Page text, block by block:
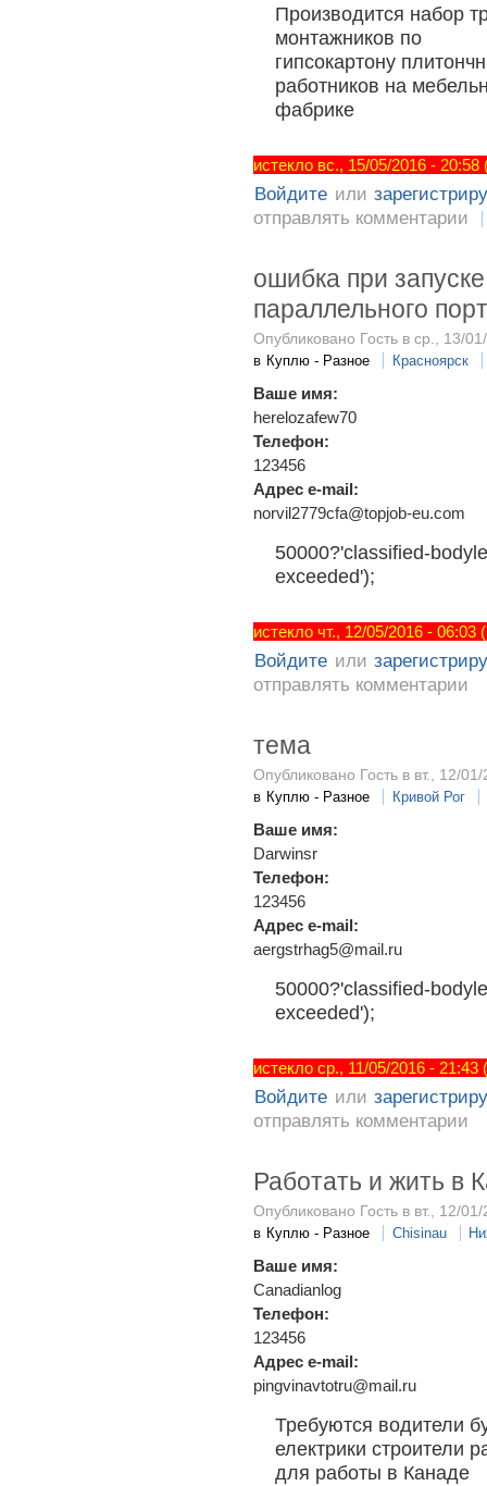
Производится набор
монтажников по
гипсокартону
работников на
фабрике
истекло вс., 15/05/2016 -
Войдите или
отправлять комментарии
ошибка при
параллельного
Опубликовано Гость в ср., 13/
в Куплю - Разное Красноярск
Ваше имя:
herelozafew70
Телефон:
123456
Адрес e-mail:
norvil2779cfa@topjob-eu.com
50000?'classified-
exceeded');
истекло чт., 12/05/2016 -
Войдите или
отправлять комментарии
тема
Опубликовано Гость в вт., 12/
в Куплю - Разное Кривой Рог
Ваше имя:
Darwinsr
Телефон:
123456
Адрес e-mail:
aergstrhag5@mail.ru
50000?'classified-
exceeded');
истекло ср., 11/05/2016 -
Войдите или
отправлять комментарии
Работать и жить в
Опубликовано Гость в вт., 12/
в Куплю - Разное Chisinau
Ваше имя:
Canadianlog
Телефон:
123456
Адрес e-mail:
pingvinavtotru@mail.ru
Требуются водители
електрики строители
для работы в Канаде